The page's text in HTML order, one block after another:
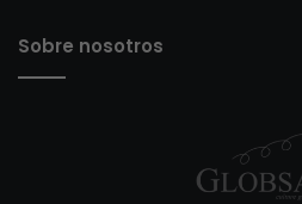
Sobre nosotros